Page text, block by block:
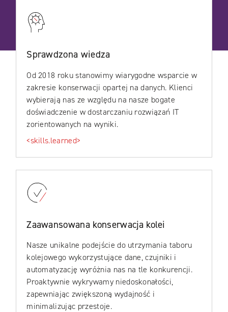
Sprawdzona wiedza
Od 2018 roku stanowimy wiarygodne wsparcie w
zakresie konserwacji opartej na danych. Klienci
wybierają nas ze względu na nasze bogate
doświadczenie w dostarczaniu rozwiązań IT
zorientowanych na wyniki.
<skills.learned>
Zaawansowana konserwacja kolei
Nasze unikalne podejście do utrzymania taboru
kolejowego wykorzystujące dane, czujniki i
automatyzację wyróżnia nas na tle konkurencji.
Proaktywnie wykrywamy niedoskonałości,
zapewniając zwiększoną wydajność i
minimalizując przestoje.